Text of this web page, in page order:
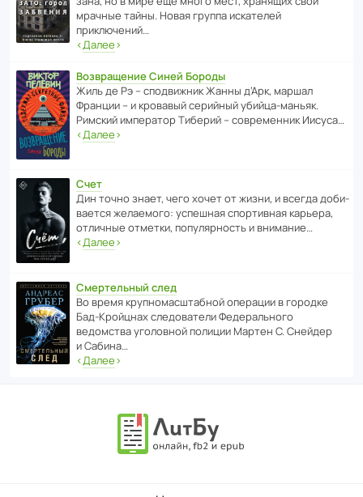
мрачные тайны. Новая группа иска­телей
приключений…
‹Далее›
Возвращение Синей Бороды
Жиль де Рэ – спод­ви­жник Жанны д’Арк, маршал
Франции – и кровавый серийный убийца-маньяк.
Римский импе­ратор Тиберий – совре­менник Иисуса…
‹Далее›
Счет
Дин точно знает, чего хочет от жизни, и всегда доби­
ва­ется жела­е­мого: успе­шная спор­ти­вная карьера,
отли­чные отметки, попу­ля­р­ность и внимание…
‹Далее›
Смертельный след
Во время круп­но­мас­ш­та­бной операции в городке
Бад‑Крой­цнах следо­ва­тели Феде­раль­ного
ведомства уголо­вной полиции Мартен С. Снейдер
и Сабина…
‹Далее›